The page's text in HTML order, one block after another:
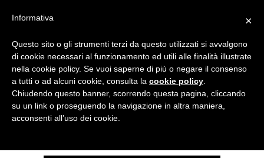
NOTIZIE DI DANZA IN ITALIA E ALL’ESTERO, PER DANZATORI,
TAG ARCHIVE
Lucinda Childs
×
Informativa
Questo sito o gli strumenti terzi da questo utilizzati si avvalgono
di cookie necessari al funzionamento ed utili alle finalità illustrate
nella cookie policy. Se vuoi saperne di più o negare il consenso
a tutti o ad alcuni cookie, consulta la cookie policy
Chiudendo questo banner, scorrendo questa pagina, cliccando
su un link o proseguendo la navigazione in altra maniera,
acconsenti all’uso dei cookie.